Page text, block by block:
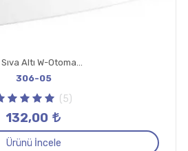
9'lu Sıva Altı W-Otomat Kutusu
306-05
(5)
132,00
Ürünü İncele